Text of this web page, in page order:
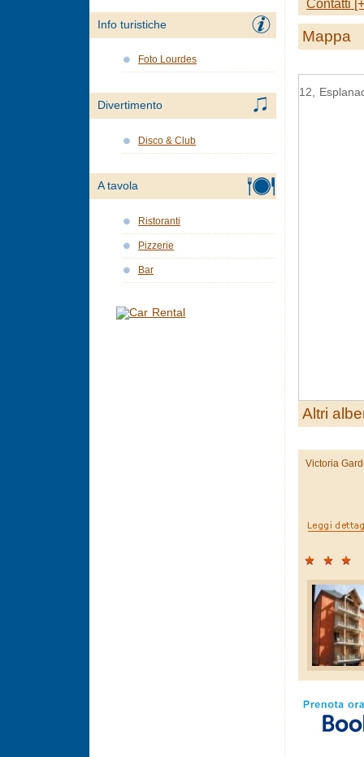
Contatti
Mappa
12,
Altri
Victoria
Info turistiche
Foto Lourdes
Divertimento
Disco & Club
A tavola
Ristoranti
Pizzerie
Bar